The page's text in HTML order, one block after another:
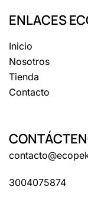
ENLACES
Inicio
Nosotros
Tienda
Contacto
3004075874